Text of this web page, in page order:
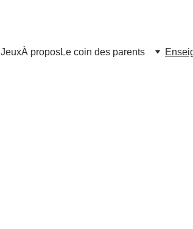
JeuxÀ proposLe coin des parents